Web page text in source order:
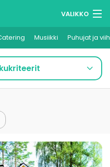
VALIKKO
Musiikki Puhujat ja